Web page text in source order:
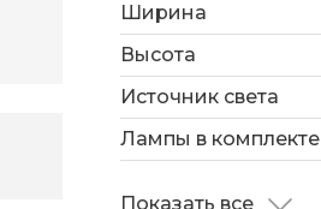
Ширина
Высота
Источник света
Лампы в комплекте
Показать все